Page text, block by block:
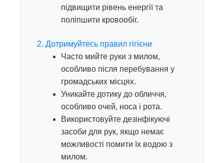
підвищити рівень енергії та
поліпшити кровообіг.
2. Дотримуйтесь правил гігієни
Часто мийте руки з милом,
особливо після перебування у
громадських місцях.
Уникайте дотику до обличчя,
особливо очей, носа і рота.
Використовуйте дезінфікуючі
засоби для рук, якщо немає
можливості помити їх водою з
милом.